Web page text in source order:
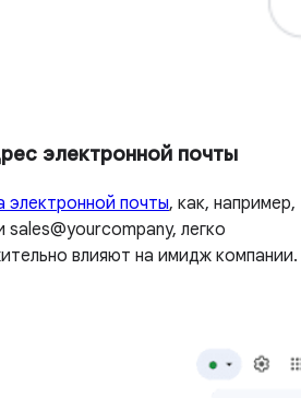
электронной почты
электронной почты, как, например,
легко
влияют на имидж компании.